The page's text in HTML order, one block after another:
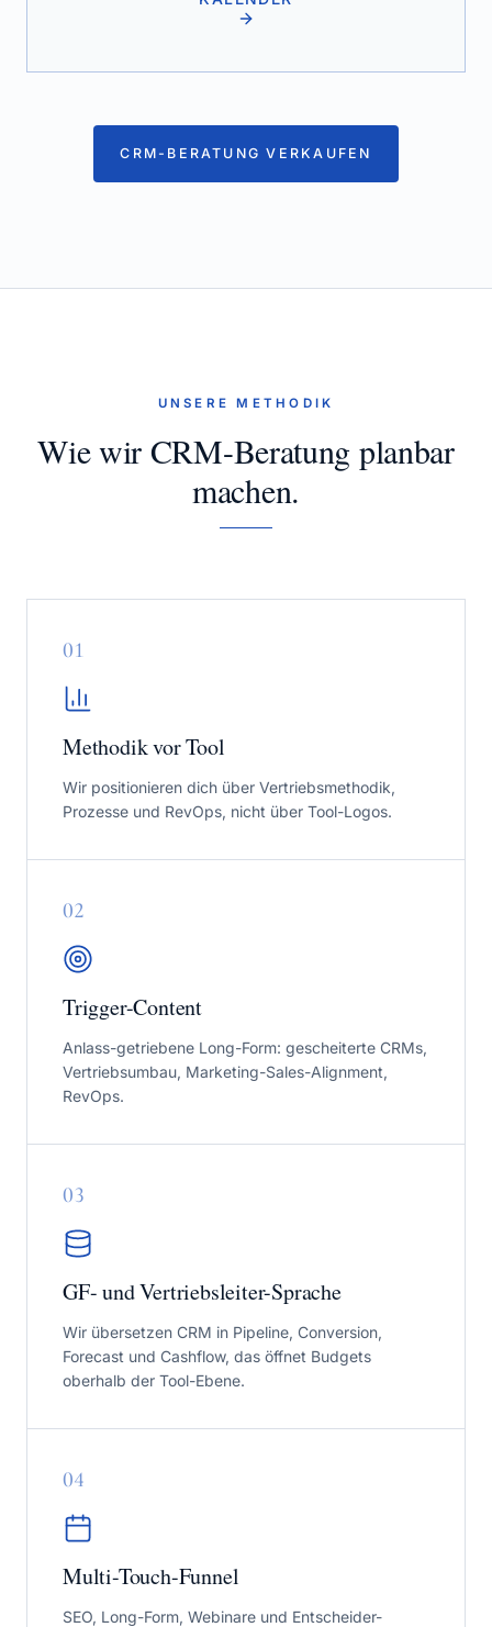
CRM-BERATUNG VERKAUFEN
UNSERE METHODIK
Wie wir CRM-Beratung planbar
machen.
01
Methodik vor Tool
Wir positionieren dich über Vertriebsmethodik,
Prozesse und RevOps, nicht über Tool-Logos.
02
Trigger-Content
Anlass-getriebene Long-Form: gescheiterte CRMs,
Vertriebsumbau, Marketing-Sales-Alignment,
RevOps.
03
GF- und Vertriebsleiter-Sprache
Wir übersetzen CRM in Pipeline, Conversion,
Forecast und Cashflow, das öffnet Budgets
oberhalb der Tool-Ebene.
04
Multi-Touch-Funnel
SEO, Long-Form, Webinare und Entscheider-